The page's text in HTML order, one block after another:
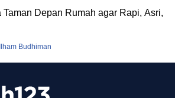
Taman Depan Rumah agar Rapi, Asri,
Ilham Budhiman